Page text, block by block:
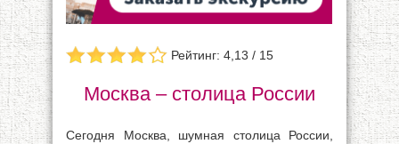
Рейтинг: 4,13 / 15
Москва – столица России
Сегодня Москва, шумная столица России,